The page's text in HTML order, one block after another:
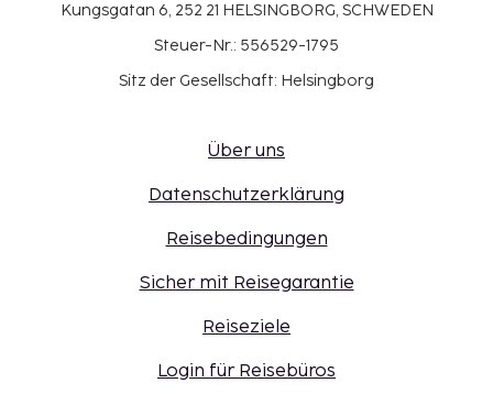
Kungsgatan 6, 252 21 HELSINGBORG, SCHWEDEN
Steuer-Nr.: 556529-1795
Sitz der Gesellschaft: Helsingborg
Über uns
Datenschutzerklärung
Reisebedingungen
Sicher mit Reisegarantie
Reiseziele
Login für Reisebüros